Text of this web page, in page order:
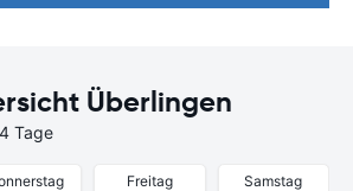
Überlingen
Tage
Freitag
Samstag